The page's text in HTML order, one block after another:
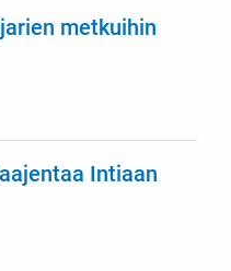
metkuihin
Intiaan